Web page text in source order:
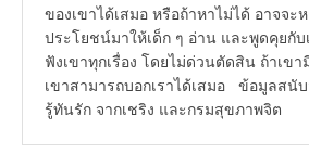
ของเขาได้เสมอ หรือถ้าหาไม่ได้ อาจจะ
ประโยชน์มาให้เด็ก ๆ อ่าน และพูดคุยกับ
ฟังเขาทุกเรื่อง โดยไม่ด่วนตัดสิน ถ้าเขา
เขาสามารถบอกเราได้เสมอ ข้อมูลสนั
รู้ทันรัก จากเชริง และกรมสุขภาพจิต